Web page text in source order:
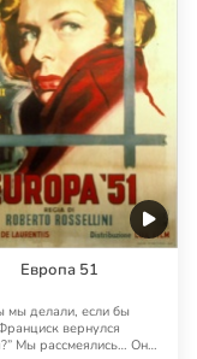
Европа 51
мы делали, если бы
вернулся
Мы рассмеялись… Он